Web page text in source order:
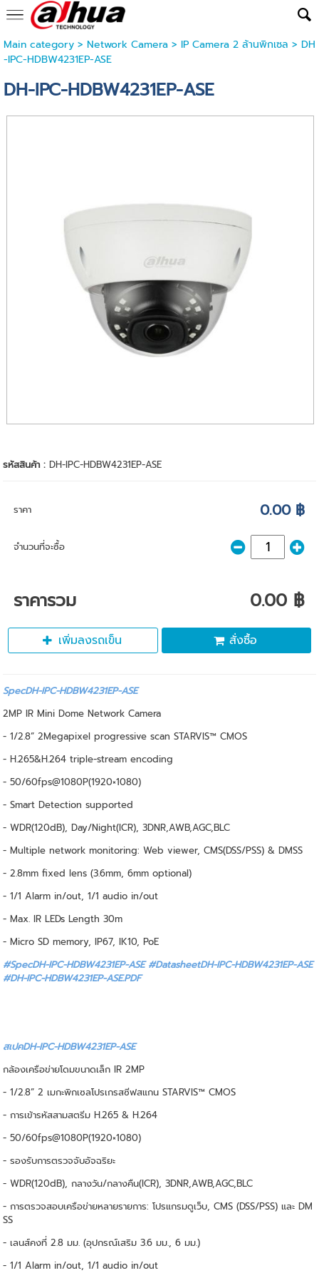
Main category> Network Camera> IP Camera 2 ล้านพิกเซล > DH
-IPC-HDBW4231EP-ASE
DH-IPC-HDBW4231EP-ASE
รหัสสินค้า :DH-IPC-HDBW4231EP-ASE
ราคา 0.00 ฿
จำนวนที่จะซื้อ
ราคารวม 0.00 ฿
เพิ่มลงรถเข็น สั่งซื้อ
SpecDH-IPC-HDBW4231EP-ASE
2MP IR Mini Dome Network Camera
- 1/2.8” 2Megapixel progressive scan STARVIS™ CMOS
- H.265&H.264 triple-stream encoding
- 50/60fps@1080P(1920×1080)
- Smart Detection supported
- WDR(120dB), Day/Night(ICR), 3DNR,AWB,AGC,BLC
- Multiple network monitoring: Web viewer, CMS(DSS/PSS) & DMSS
- 2.8mm fixed lens (3.6mm, 6mm optional)
- 1/1 Alarm in/out, 1/1 audio in/out
- Max. IR LEDs Length 30m
- Micro SD memory, IP67, IK10, PoE
#SpecDH-IPC-HDBW4231EP-ASE #DatasheetDH-IPC-HDBW4231EP-ASE
#DH-IPC-HDBW4231EP-ASE.PDF
สเปคDH-IPC-HDBW4231EP-ASE
กล้องเครือข่ายโดมขนาดเล็ก IR 2MP
- 1/2.8” 2 เมกะพิกเซลโปรเกรสซีฟสแกน STARVIS™ CMOS
- การเข้ารหัสสามสตรีม H.265 & H.264
- 50/60fps@1080P(1920×1080)
- รองรับการตรวจจับอัจฉริยะ
- WDR(120dB), กลางวัน/กลางคืน(ICR), 3DNR,AWB,AGC,BLC
- การตรวจสอบเครือข่ายหลายรายการ: โปรแกรมดูเว็บ, CMS (DSS/PSS) และ DM
SS
- เลนส์คงที่ 2.8 มม. (อุปกรณ์เสริม 3.6 มม., 6 มม.)
- 1/1 Alarm in/out, 1/1 audio in/out